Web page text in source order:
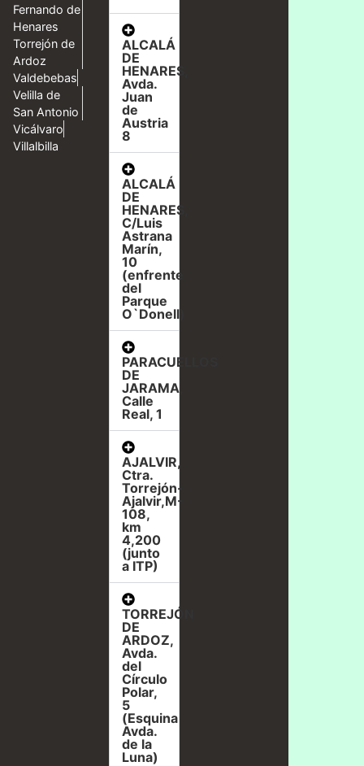
Fernando de
Henares
Torrejón de
Ardoz
Valdebebas
Velilla de
San Antonio
Vicálvaro
Villalbilla
ALCALÁ
DE
HENARES,
Avda.
Juan
de
Austria
8
ALCALÁ
DE
HENARES,
C/Luis
Astrana
Marín,
10
(enfrente
del
Parque
O`Donell)
PARACUELLOS
DE
JARAMA,
Calle
Real, 1
AJALVIR,
Ctra.
Torrejón-
Ajalvir,M-
108,
km
4,200
(junto
a ITP)
TORREJÓN
DE
ARDOZ,
Avda.
del
Círculo
Polar,
5
(Esquina
Avda.
de la
Luna)